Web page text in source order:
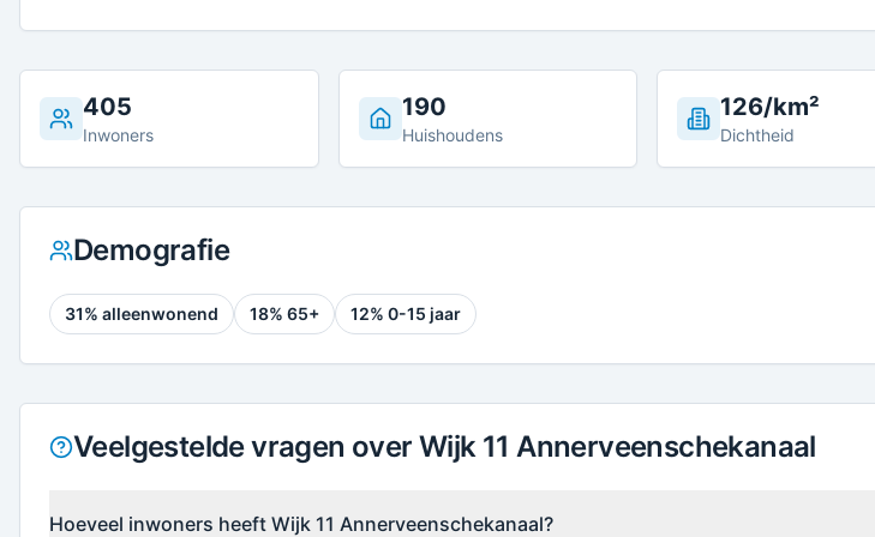
405
Inwoners
190
Huishoudens
126/km²
Dichtheid
Demografie
31% alleenwonend 18% 65+ 12% 0-15 jaar
Veelgestelde vragen over Wijk 11 Annerveenschekanaal
Hoeveel inwoners heeft Wijk 11 Annerveenschekanaal?